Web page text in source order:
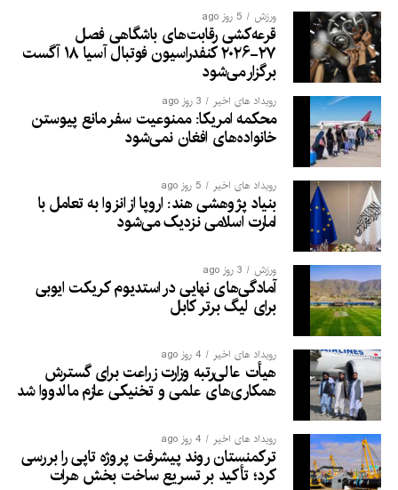
ورزش 5 روز ago
قرعه‌کشی رقابت‌های باشگاهی فصل
۲۷-۲۰۲۶ کنفدراسیون فوتبال آسیا ۱۸ آگست
برگزار می‌شود
رویداد های اخیر 3 روز ago
محکمه امریکا: ممنوعیت سفر مانع پیوستن
خانواده‌های افغان نمی‌شود
رویداد های اخیر 5 روز ago
بنیاد پژوهشی هند: اروپا از انزوا به تعامل با
امارت اسلامی نزدیک می‌شود
ورزش 3 روز ago
آمادگی‌های نهایی در استدیوم کریکت ایوبی
برای لیگ برتر کابل
رویداد های اخیر 4 روز ago
هیأت عالی‌رتبه وزارت زراعت برای گسترش
همکاری‌های علمی و تخنیکی عازم مالدووا شد
رویداد های اخیر 4 روز ago
ترکمنستان روند پیشرفت پروژه تاپی را بررسی
کرد؛ تأکید بر تسریع ساخت بخش هرات